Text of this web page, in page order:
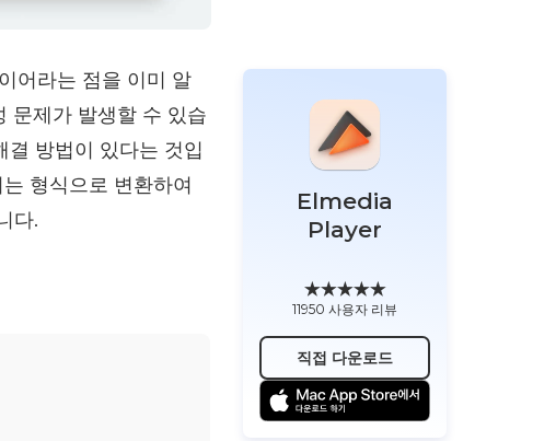
어라는 점을 이미 알
문제가 발생할 수 있습
방법이 있다는 것입
형식으로 변환하여
다.
Elmedia
Player
11950 사용자 리뷰
직접 다운로드